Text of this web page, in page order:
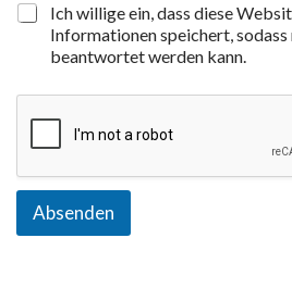
Ich willige ein, dass diese
Informationen speichert,
beantwortet werden kann.
Absenden